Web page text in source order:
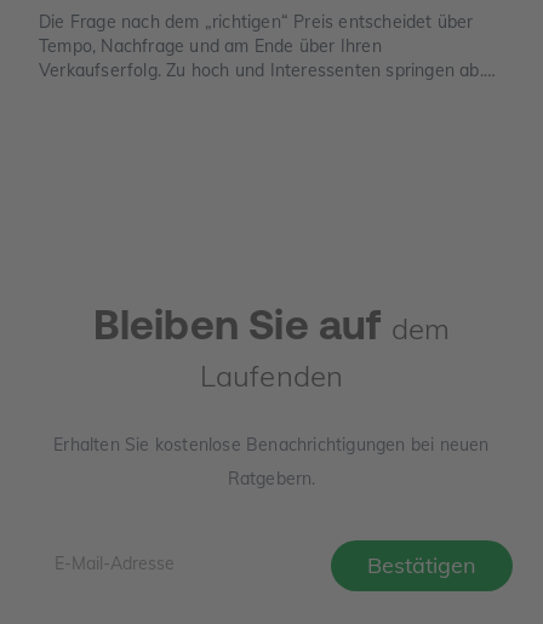
Die Frage nach dem „richtigen“ Preis entscheidet über
Tempo, Nachfrage und am Ende über Ihren
Verkaufserfolg. Zu hoch und Interessenten springen ab.
Bleiben Sie auf dem
Laufenden
Erhalten Sie kostenlose Benachrichtigungen bei neuen
Ratgebern.